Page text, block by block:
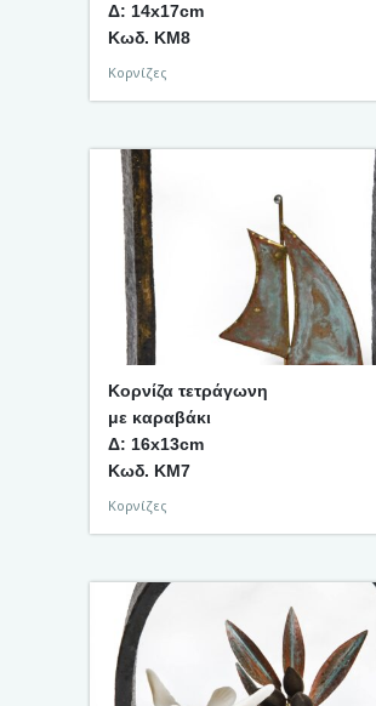
Δ: 14x17cm
Κωδ. KM8
Κορνίζες
Κορνίζα τετράγωνη
με καραβάκι
Δ: 16x13cm
Κωδ. KM7
Κορνίζες